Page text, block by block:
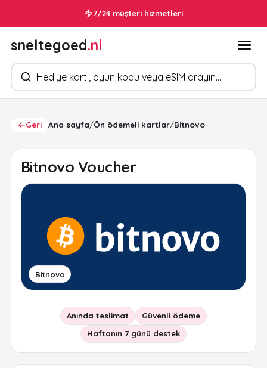
7/24 müşteri hizmetleri
sneltegoed.nl
Ürün arayın
Geri Ana sayfa/Ön ödemeli kartlar/Bitnovo
Bitnovo Voucher
Bitnovo
Anında teslimat
Güvenli ödeme
Haftanın 7 günü destek